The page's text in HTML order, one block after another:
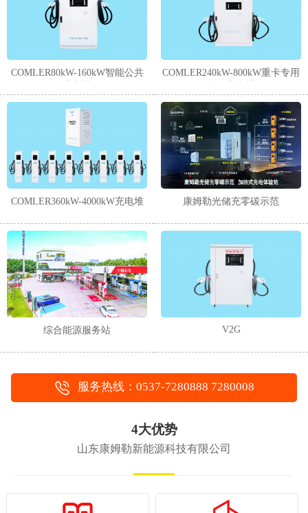
COMLER80kW-160kW智能公共
COMLER240kW-800kW重卡专用
COMLER360kW-4000kW充电堆 康姆勒光储充零碳示范
综合能源服务站 V2G
服务热线：0537-7280888 7280008
4大优势
山东康姆勒新能源科技有限公司